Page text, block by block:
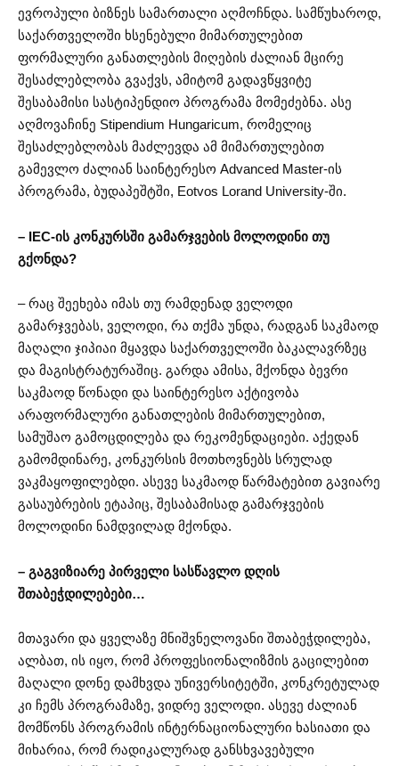
ევროპული ბიზნეს სამართალი აღმოჩნდა. სამწუხაროდ,
საქართველოში ხსენებული მიმართულებით
ფორმალური განათლების მიღების ძალიან მცირე
შესაძლებლობა გვაქვს, ამიტომ გადავწყვიტე
შესაბამისი სასტიპენდიო პროგრამა მომეძებნა. ასე
აღმოვაჩინე Stipendium Hungaricum, რომელიც
შესაძლებლობას მაძლევდა ამ მიმართულებით
გამევლო ძალიან საინტერესო Advanced Master-ის
პროგრამა, ბუდაპეშტში, Eotvos Lorand University-ში.
– IEC-ის კონკურსში გამარჯვების მოლოდინი თუ
გქონდა?
– რაც შეეხება იმას თუ რამდენად ველოდი
გამარჯვებას, ველოდი, რა თქმა უნდა, რადგან საკმაოდ
მაღალი ჯიპიაი მყავდა საქართველოში ბაკალავრზეც
და მაგისტრატურაშიც. გარდა ამისა, მქონდა ბევრი
საკმაოდ წონადი და საინტერესო აქტივობა
არაფორმალური განათლების მიმართულებით,
სამუშაო გამოცდილება და რეკომენდაციები. აქედან
გამომდინარე, კონკურსის მოთხოვნებს სრულად
ვაკმაყოფილებდი. ასევე საკმაოდ წარმატებით გავიარე
გასაუბრების ეტაპიც, შესაბამისად გამარჯვების
მოლოდინი ნამდვილად მქონდა.
– გაგვიზიარე პირველი სასწავლო დღის
შთაბეჭდილებები…
მთავარი და ყველაზე მნიშვნელოვანი შთაბეჭდილება,
ალბათ, ის იყო, რომ პროფესიონალიზმის გაცილებით
მაღალი დონე დამხვდა უნივერსიტეტში, კონკრეტულად
კი ჩემს პროგრამაზე, ვიდრე ველოდი. ასევე ძალიან
მომწონს პროგრამის ინტერნაციონალური ხასიათი და
მიხარია, რომ რადიკალურად განსხვავებული